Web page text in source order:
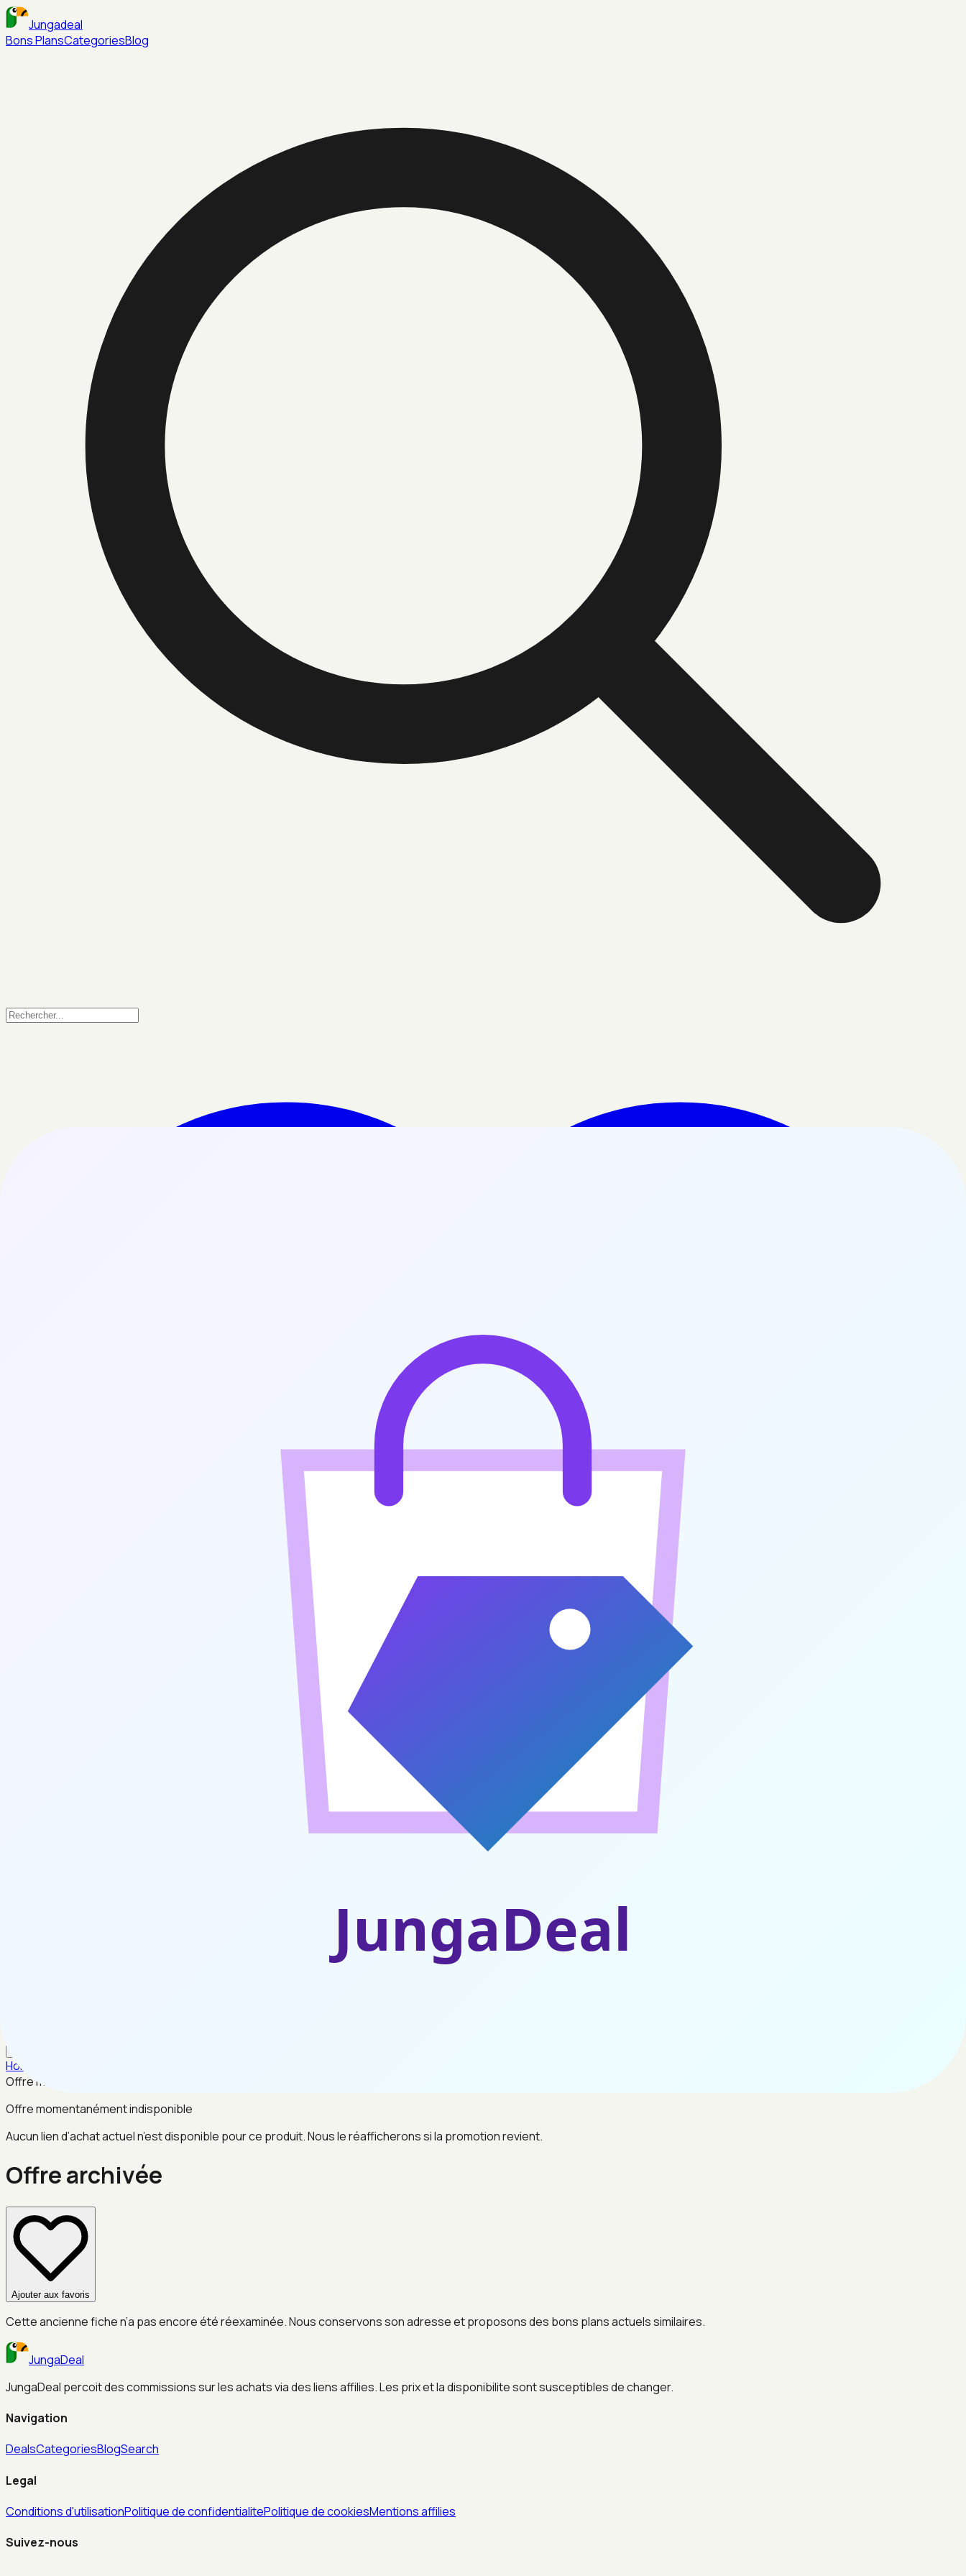
Jungadeal
Bons PlansCategoriesBlog
Home
Offre momentanément indisponible
Offre momentanément indisponible
Aucun lien d’achat actuel n’est disponible pour ce produit. Nous le réafficherons si la promotion revient.
Offre archivée
Ajouter aux favoris
Cette ancienne fiche n’a pas encore été réexaminée. Nous conservons son adresse et proposons des bons plans actuels similaires.
JungaDeal
JungaDeal percoit des commissions sur les achats via des liens affilies. Les prix et la disponibilite sont susceptibles de changer.
Navigation
DealsCategoriesBlogSearch
Legal
Conditions d'utilisationPolitique de confidentialitePolitique de cookiesMentions affilies
Suivez-nous